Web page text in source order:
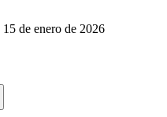
15 de enero de 2026